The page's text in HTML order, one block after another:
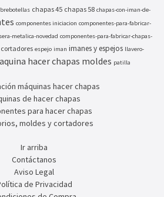
chapas 45 chapas 58 chapas-con-iman-de-
componentes iniciacion componentes-para-fabricar-
metalica-novedad componentes-para-fabricar-chapas-
cortadores espejo iman imanes y espejos llavero-
hacer chapas moldes patilla
máquinas hacer chapas
de hacer chapas
para hacer chapas
moldes y cortadores
Ir arriba
Contáctanos
Aviso Legal
de Privacidad